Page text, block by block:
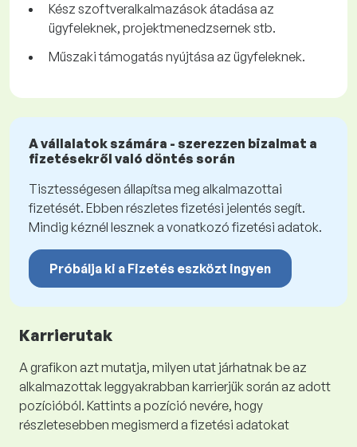
Kész szoftveralkalmazások átadása az
ügyfeleknek, projektmenedzsernek stb.
Műszaki támogatás nyújtása az ügyfeleknek.
A vállalatok számára - szerezzen bizalmat a
fizetésekről való döntés során
Tisztességesen állapítsa meg alkalmazottai
fizetését. Ebben részletes fizetési jelentés segít.
Mindig kéznél lesznek a vonatkozó fizetési adatok.
Próbálja ki a Fizetés eszközt ingyen
Karrierutak
A grafikon azt mutatja, milyen utat járhatnak be az
alkalmazottak leggyakrabban karrierjük során az adott
pozícióból. Kattints a pozíció nevére, hogy
részletesebben megismerd a fizetési adatokat